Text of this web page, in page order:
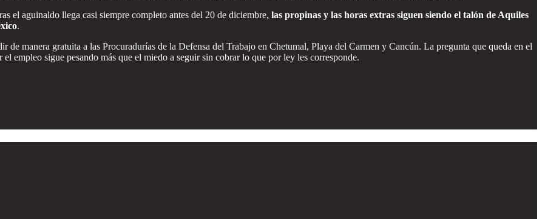
el aguinaldo llega casi siempre completo antes del 20 de diciembre, las propinas y las horas extras siguen siendo el talón de Aquiles
.
de manera gratuita a las Procuradurías de la Defensa del Trabajo en Chetumal, Playa del Carmen y Cancún. La pregunta que queda en el
empleo sigue pesando más que el miedo a seguir sin cobrar lo que por ley les corresponde.